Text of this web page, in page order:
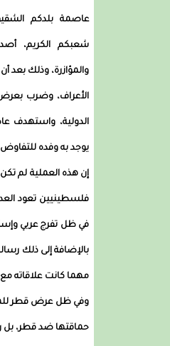
عاصمة بلدكم
شعبكم الكريم،
والمؤازرة، وذلك بعد
الأعراف، وضرب بعرض
الدولية، واستهدف
يوجد به وفده
إن هذه العملية لم
فلسطينيين تعود
في ظل تفرج عربي
بالإضافة إلى ذلك
مهما كانت علاقاته
وفي ظل عرض قطر
حماقتها ضد قطر، بل